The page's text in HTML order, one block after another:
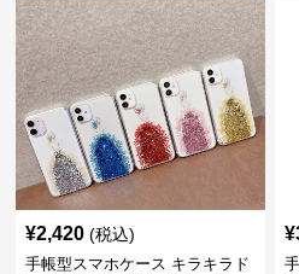
¥2,420 (税込)
手帳型スマホケース キラキラド
¥